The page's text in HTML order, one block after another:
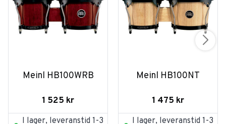
Meinl HB100WRB
1 525 kr
I lager, leveranstid 1-3
Meinl HB100NT
1 475 kr
I lager, leveranstid 1-3